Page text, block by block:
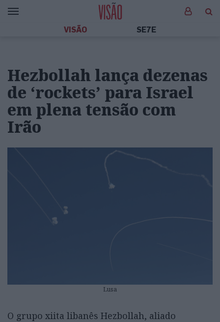
VISÃO SE7E
Hezbollah lança dezenas
de ‘rockets’ para Israel
em plena tensão com
Irão
Lusa
O grupo xiita libanês Hezbollah, aliado